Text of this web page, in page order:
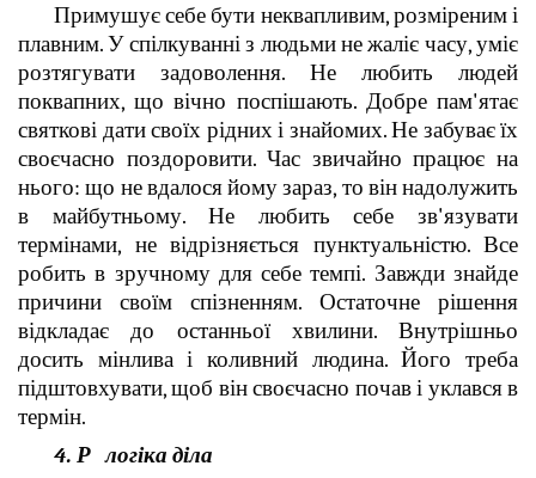
Примушує себе бути неквапливим, розміреним і
плавним. У спілкуванні з людьми не жаліє часу, уміє
розтягувати задоволення. Не любить людей
поквапних, що вічно поспішають. Добре пам'ятає
святкові дати своїх рідних і знайомих. Не забуває їх
своєчасно поздоровити. Час звичайно працює на
нього: що не вдалося йому зараз, то він надолужить
в майбутньому. Не любить себе зв'язувати
термінами, не відрізняється пунктуальністю. Все
робить в зручному для себе темпі. Завжди знайде
причини своїм спізненням. Остаточне рішення
відкладає до останньої хвилини. Внутрішньо
досить мінлива і коливний людина. Його треба
підштовхувати, щоб він своєчасно почав і уклався в
термін.
4. Р логіка діла